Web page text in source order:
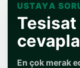
USTAYA
Tesisat
En çok merak